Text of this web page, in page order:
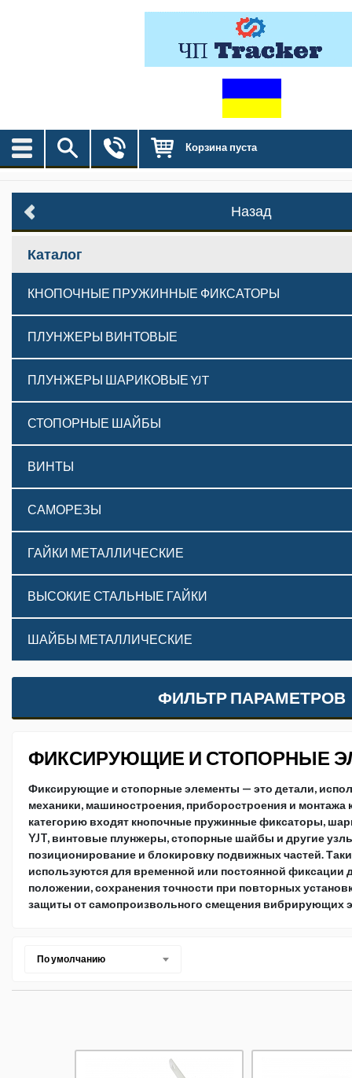
Корзина пуста
Назад
Каталог
КНОПОЧНЫЕ ПРУЖИННЫЕ ФИКСАТОРЫ
ПЛУНЖЕРЫ ВИНТОВЫЕ
ПЛУНЖЕРЫ ШАРИКОВЫЕ YJT
СТОПОРНЫЕ ШАЙБЫ
ВИНТЫ
САМОРЕЗЫ
ГАЙКИ МЕТАЛЛИЧЕСКИЕ
ВЫСОКИЕ СТАЛЬНЫЕ ГАЙКИ
ШАЙБЫ МЕТАЛЛИЧЕСКИЕ
ФИЛЬТР ПАРАМЕТРОВ
ФИКСИРУЮЩИЕ И СТОПОРНЫЕ
Фиксирующие и стопорные элементы — это детали,
механики, машиностроения, приборостроения и монтажа
категорию входят кнопочные пружинные фиксаторы,
YJT, винтовые плунжеры, стопорные шайбы и другие
позиционирование и блокировку подвижных частей.
используются для временной или постоянной фиксации
положении, сохранения точности при повторных
защиты от самопроизвольного смещения вибрирующих
По умолчанию